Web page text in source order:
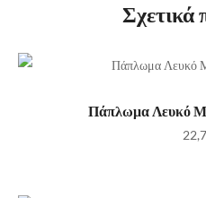
Σχετικά
Πάπλωμα Λευκό